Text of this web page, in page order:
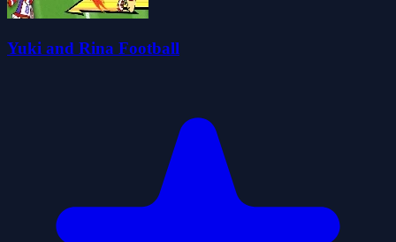
Yuki and Rina Football